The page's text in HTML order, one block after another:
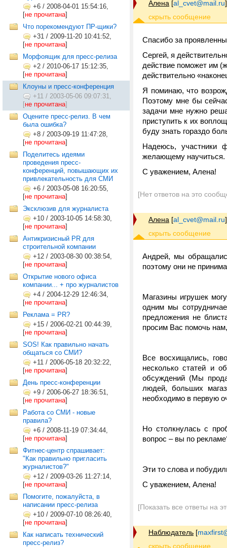
+6 / 2008-04-01 15:54:16,
[не прочитана]
Что порекомендуют ПР-щики?
+31 / 2009-11-20 10:41:52,
[не прочитана]
Морфоящик для пресс-релиза
+2 / 2010-06-17 15:12:35,
[не прочитана]
Клоуны и пресс-конференция
+11 / 2003-05-06 09:07:31,
[не прочитана]
Оцените пресс-релиз. В чем
была ошибка?
+8 / 2003-09-19 11:47:28,
[не прочитана]
Поделитесь идеями
проведения пресс-
конференций, повышающих их
привлекательность для СМИ
+6 / 2003-05-08 16:20:55,
[не прочитана]
Эксклюзив для журналиста
+10 / 2003-10-05 14:58:30,
[не прочитана]
Антикризисный PR для
строительной компании
+12 / 2003-08-30 00:38:54,
[не прочитана]
Открытие нового офиса
компании... + про журналистов
+4 / 2004-12-29 12:46:34,
[не прочитана]
Реклама = PR?
+15 / 2006-02-21 00:44:39,
[не прочитана]
SOS! Как правильно начать
общаться со СМИ?
+11 / 2006-05-18 20:32:22,
[не прочитана]
День пресс-конференции
+9 / 2006-06-27 18:36:51,
[не прочитана]
Работа со СМИ - новые
правила?
+6 / 2008-11-19 07:34:44,
[не прочитана]
Фитнес-центр спрашивает:
"Как правильно пригласить
журналистов?"
+12 / 2009-03-26 11:27:14,
[не прочитана]
Помогите, пожалуйста, в
написании пресс-релиза
+10 / 2009-07-10 08:26:40,
[не прочитана]
Как написать технический
пресс-релиз?
Алена [al_cvet@mail.ru]
Спасибо за
Сергей, я
действие поможет им
действительно
Я поминаю, что
Поэтому мне бы
задачи мне нужно
приступить к их
буду знать гораздо
Надеюсь, участники
желающему научиться.
С уважением, Алена!
[Нет ответов на это
Алена [al_cvet@mail.ru]
Андрей, мы
поэтому они не
Магазины игрушек
одним мы
предложения не
просим Вас помочь
Все восхищались,
несколько статей и
обсуждений (Мы
людей, больших
необходимо в первую
Но столкнулась с
вопрос – вы по
Эти то слова и
C уважением, Алена!
[Показать все ответы на
Наблюдатель [